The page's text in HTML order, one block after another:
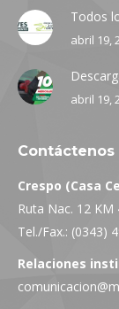
Todos
abril 19,
abril 19,
Contáctenos
Crespo (Casa
Ruta Nac. 12 KM
Tel./Fax.: (0343)
Relaciones